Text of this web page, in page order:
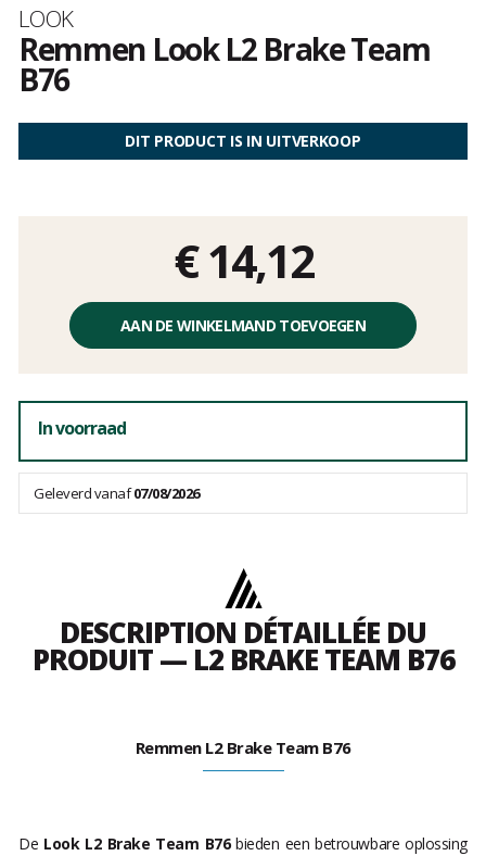
Merk
LOOK
Remmen Look L2 Brake Team
B76
oordeel
DIT PRODUCT IS IN UITVERKOOP
€ 14,12
Éénheidsprijs,
AAN DE WINKELMAND TOEVOEGEN
In voorraad
Geleverd vanaf07/08/2026
DESCRIPTION DÉTAILLÉE DU
PRODUIT — L2 BRAKE TEAM B76
Remmen L2 Brake Team B76
De Look L2 Brake Team B76bieden een betrouwbare oplossing